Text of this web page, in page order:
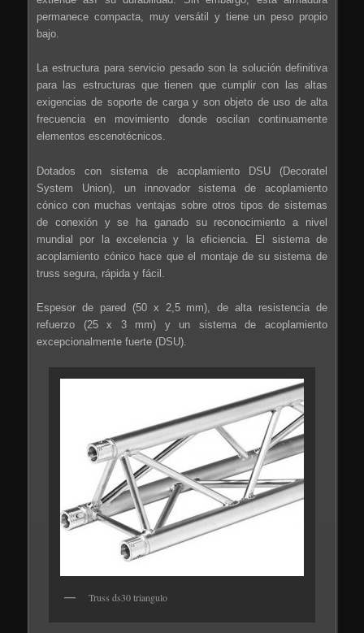
permanece compacta, muy versátil y tiene un peso propio
bajo.
La estructura para servicio pesado son la solución definitiva
para las estructuras que tienen que cumplir con las altas
exigencias de soporte de carga y son objeto de uso de alta
frecuencia en movimiento donde oscilan continuamente
elementos escenotécnicos.
Dotados con sistema de acoplamiento DSU (Decoratel
System Union), un innovador sistema de acoplamiento
cónico con muchas ventajas sobre otros tipos de sistemas
de conexión y se ha ganado su reconocimiento a nivel
mundial por la excelencia y la eficiencia. El sistema de
acoplamiento cónico hace que el montaje de su sistema de
truss segura, rápida y fácil.
Espesor de pared (50 x 2,5 mm), de alta resistencia de
refuerzo (25 x 3 mm) y un sistema de acoplamiento
excepcionalmente fuerte (DSU).
Truss ds30 triangulo